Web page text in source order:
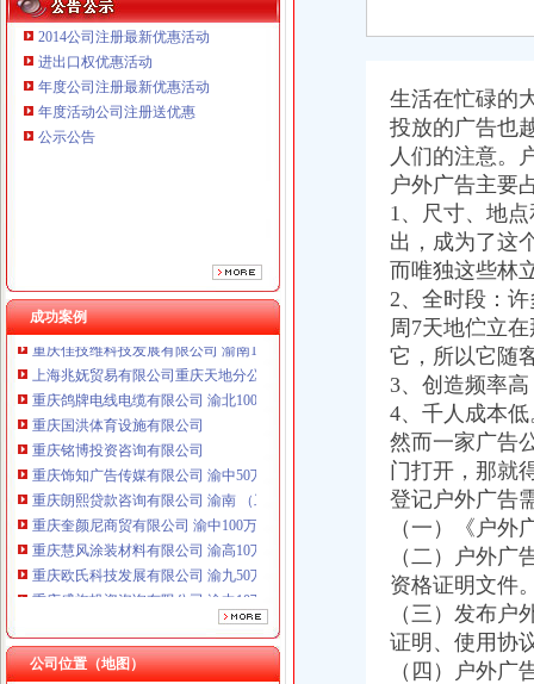
本站导航
2014公司注册最新优惠活动
进出口权优惠活动
年度公司注册最新优惠活动
年度活动公司注册送优惠
公示公告
成功案例
重庆鸽牌电线电缆有限公司 渝北10010万 (进出口权)
重庆国洪体育设施有限公司
重庆欧氏科技发展有限公司 渝九50万 （进出口权）
重庆盛旗投资咨询有限公司 渝中10万 （工商注册）
重庆佳技维科技发展有限公司 渝南100万 （进出口权）
上海兆妩贸易有限公司重庆天地分公司 渝中 （工商注册）
重庆鸽牌电线电缆有限公司 渝北10010万 (进出口权)
重庆国洪体育设施有限公司
重庆铭博投资咨询有限公司
重庆饰知广告传媒有限公司 渝中50万 （工商注册）
重庆朗熙贷款咨询有限公司 渝南 （工商注册）
重庆奎颜尼商贸有限公司 渝中100万 （工商注册）
重庆慧风涂装材料有限公司 渝高10万 （工商注册）
重庆欧氏科技发展有限公司 渝九50万 （进出口权）
重庆盛旗投资咨询有限公司 渝中10万 （工商注册）
重庆佳技维科技发展有限公司 渝南100万 （进出口权）
上海兆妩贸易有限公司重庆天地分公司 渝中 （工商注册）
公司位置（地图）
生活在忙碌的
投放的广告也
人们的注意。
户外广告主要
1、尺寸、地
出，成为了这
而唯独这些林
2、全时段：
周7天地伫立
它，所以它随
3、创造频率
4、千人成本低
然而一家广告
门打开，那就
登记户外广告
（一）《户外
（二）户外
资格证明文件
（三）发布
证明、使用协
（四）户外广